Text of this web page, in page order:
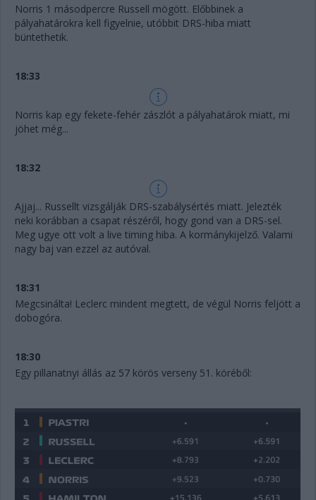
Norris 1 másodpercre Russell mögött. Előbbinek a
pályahatárokra kell figyelnie, utóbbit DRS-hiba miatt
büntethetik.
18:33
Norris kap egy fekete-fehér zászlót a pályahatárok miatt, mi
jöhet még...
18:32
Ajjaj... Russellt vizsgálják DRS-szabálysértés miatt. Jelezték
neki korábban a csapat részéről, hogy gond van a DRS-sel.
Meg ugye ott volt a live timing hiba. A kormánykijelző. Valami
nagy baj van ezzel az autóval.
18:31
Megcsinálta! Leclerc mindent megtett, de végül Norris feljött a
dobogóra.
18:30
Egy pillanatnyi állás az 57 körös verseny 51. köréből: